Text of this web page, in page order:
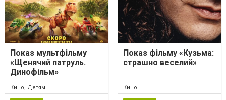
Показ мультфільму
«Щенячий патруль.
Динофільм»
Кино, Детям
Показ фільму «Кузьма:
страшно веселий»
Кино